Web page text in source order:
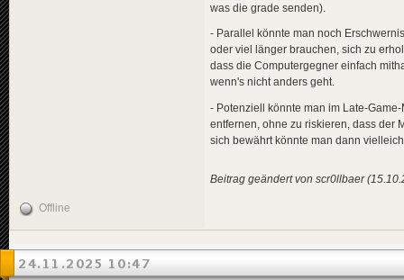
was die grade senden).
- Parallel könnte man noch
oder viel länger brauchen, sich zu
dass die Computergegner einfach
wenn's nicht anders geht.
- Potenziell könnte man im Late-
entfernen, ohne zu riskieren, dass der
sich bewährt könnte man dann
Beitrag geändert von scr0llbaer
Offline
24.11.2025 10:47